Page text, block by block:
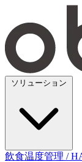
飲食温度管理 /